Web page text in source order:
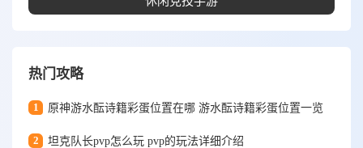
热门攻略
1 原神游水酝诗籍彩蛋位置在哪 游水酝诗籍彩蛋位置一览
2 坦克队长pvp怎么玩 pvp的玩法详细介绍